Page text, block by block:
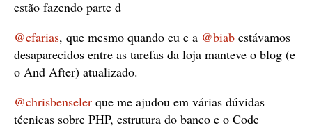
estão fazendo parte d
@cfarias, que mesmo quando eu e a @biab estávamos
desaparecidos entre as tarefas da loja manteve o blog (e
o And After) atualizado.
@chrisbenseler que me ajudou em várias dúvidas
técnicas sobre PHP, estrutura do banco e o Code